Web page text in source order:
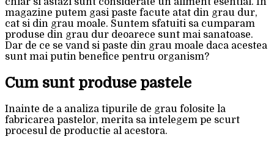
magazine putem gasi paste facute atat din grau dur,
cat si din grau moale. Suntem sfatuiti sa cumparam
produse din grau dur deoarece sunt mai sanatoase.
Dar de ce se vand si paste din grau moale daca acestea
sunt mai putin benefice pentru organism?
Cum sunt produse pastele
Inainte de a analiza tipurile de grau folosite la
fabricarea pastelor, merita sa intelegem pe scurt
procesul de productie al acestora.